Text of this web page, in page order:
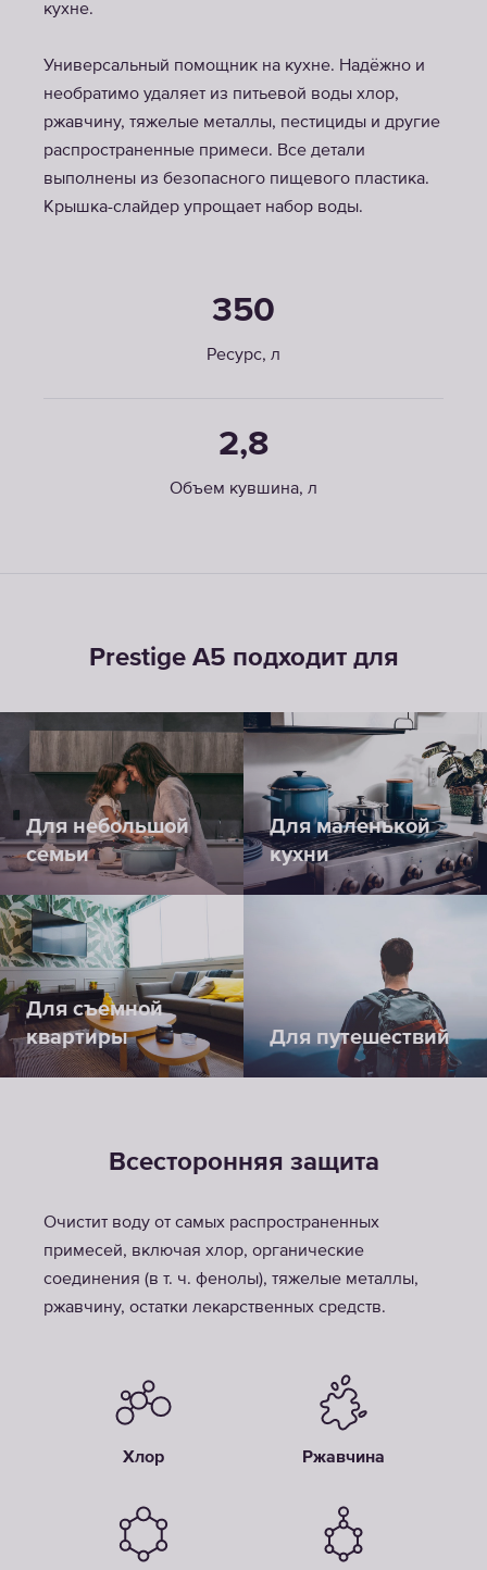
кухне.
Универсальный помощник на кухне. Надёжно и
необратимо удаляет из питьевой воды хлор,
ржавчину, тяжелые металлы, пестициды и другие
распространенные примеси. Все детали
выполнены из безопасного пищевого пластика.
Крышка-слайдер упрощает набор воды.
350
Ресурс, л
2,8
Объем кувшина, л
Prestige А5 подходит для
Для небольшой
семьи
Для маленькой
кухни
Для съемной
квартиры
Для путешествий
Всесторонняя защита
Очистит воду от самых распространенных
примесей, включая хлор, органические
соединения (в т. ч. фенолы), тяжелые металлы,
ржавчину, остатки лекарственных средств.
Хлор Ржавчина